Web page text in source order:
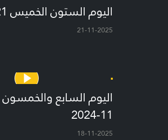
اليوم الستون الخميس 21-11-2024
21-11-2025
11-2024
18-11-2025